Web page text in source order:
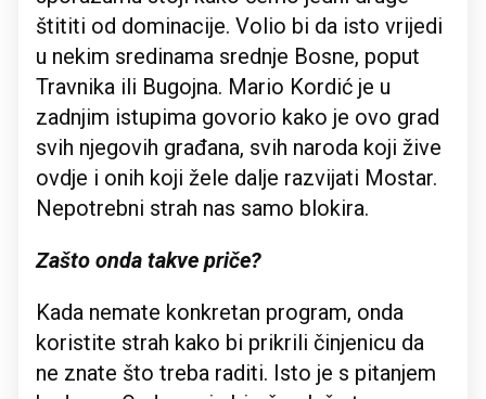
štititi od dominacije. Volio bi da isto vrijedi
u nekim sredinama srednje Bosne, poput
Travnika ili Bugojna. Mario Kordić je u
zadnjim istupima govorio kako je ovo grad
svih njegovih građana, svih naroda koji žive
ovdje i onih koji žele dalje razvijati Mostar.
Nepotrebni strah nas samo blokira.
Zašto onda takve priče?
Kada nemate konkretan program, onda
koristite strah kako bi prikrili činjenicu da
ne znate što treba raditi. Isto je s pitanjem